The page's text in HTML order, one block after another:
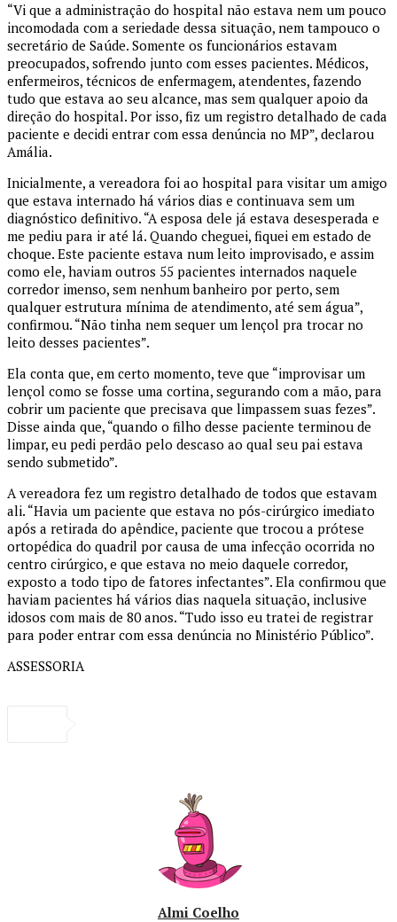
“Vi que a administração do hospital não estava nem um pouco
incomodada com a seriedade dessa situação, nem tampouco o
secretário de Saúde. Somente os funcionários estavam
preocupados, sofrendo junto com esses pacientes. Médicos,
enfermeiros, técnicos de enfermagem, atendentes, fazendo
tudo que estava ao seu alcance, mas sem qualquer apoio da
direção do hospital. Por isso, fiz um registro detalhado de cada
paciente e decidi entrar com essa denúncia no MP”, declarou
Amália.
Inicialmente, a vereadora foi ao hospital para visitar um amigo
que estava internado há vários dias e continuava sem um
diagnóstico definitivo. “A esposa dele já estava desesperada e
me pediu para ir até lá. Quando cheguei, fiquei em estado de
choque. Este paciente estava num leito improvisado, e assim
como ele, haviam outros 55 pacientes internados naquele
corredor imenso, sem nenhum banheiro por perto, sem
qualquer estrutura mínima de atendimento, até sem água”,
confirmou. “Não tinha nem sequer um lençol pra trocar no
leito desses pacientes”.
Ela conta que, em certo momento, teve que “improvisar um
lençol como se fosse uma cortina, segurando com a mão, para
cobrir um paciente que precisava que limpassem suas fezes”.
Disse ainda que, “quando o filho desse paciente terminou de
limpar, eu pedi perdão pelo descaso ao qual seu pai estava
sendo submetido”.
A vereadora fez um registro detalhado de todos que estavam
ali. “Havia um paciente que estava no pós-cirúrgico imediato
após a retirada do apêndice, paciente que trocou a prótese
ortopédica do quadril por causa de uma infecção ocorrida no
centro cirúrgico, e que estava no meio daquele corredor,
exposto a todo tipo de fatores infectantes”. Ela confirmou que
haviam pacientes há vários dias naquela situação, inclusive
idosos com mais de 80 anos. “Tudo isso eu tratei de registrar
para poder entrar com essa denúncia no Ministério Público”.
ASSESSORIA
Almi Coelho